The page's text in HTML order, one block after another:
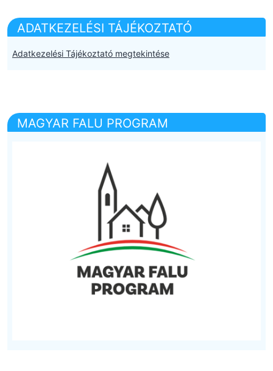
ADATKEZELÉSI TÁJÉKOZTATÓ
Adatkezelési Tájékoztató megtekintése
MAGYAR FALU PROGRAM